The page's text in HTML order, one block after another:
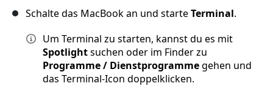
Schalte das MacBook an und starteTerminal.
Um Terminal zu starten, kannst du es mit
Spotlightsuchen oder im Finder zu
Programme / Dienstprogrammegehen und
das Terminal-Icon doppelklicken.